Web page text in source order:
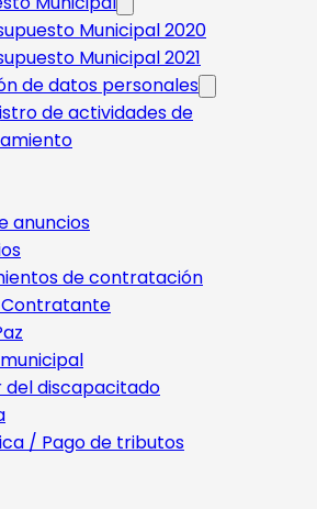
Municipal 2020
Municipal 2021
de datos personales
de actividades de
anuncios
de contratación
Contratante
del discapacitado
/ Pago de tributos